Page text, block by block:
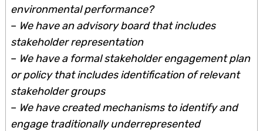
environmental performance?
– We have an advisory board that includes
stakeholder representation
– We have a formal stakeholder engagement plan
or policy that includes identification of relevant
stakeholder groups
– We have created mechanisms to identify and
engage traditionally underrepresented